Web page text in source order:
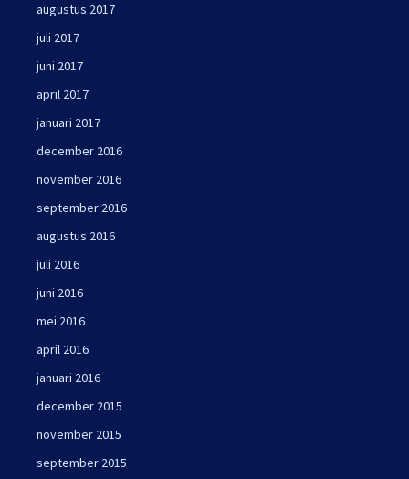
augustus 2017
juli 2017
juni 2017
april 2017
januari 2017
december 2016
november 2016
september 2016
augustus 2016
juli 2016
juni 2016
mei 2016
april 2016
januari 2016
december 2015
november 2015
september 2015